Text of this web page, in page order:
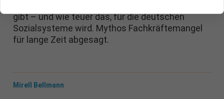
gibt – und wie teuer das, für die deutschen
Sozialsysteme wird. Mythos Fachkräftemangel
für lange Zeit abgesagt.
Mirell Bellmann